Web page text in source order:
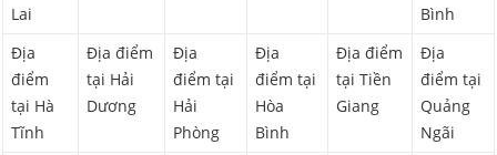
Lai
Bình
Địa
điểm
tại Hà
Tĩnh
Địa điểm
tại Hải
Dương
Địa
điểm tại
Hải
Phòng
Địa
điểm tại
Hòa
Bình
Địa điểm
tại Tiền
Giang
Địa
điểm tại
Quảng
Ngãi